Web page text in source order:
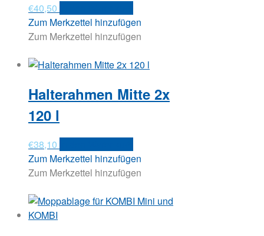
€40,50
Zum Merkzettel hinzufügen
Zum Merkzettel hinzufügen
Halterahmen Mitte 2x
120 l
€38,10
Zum Merkzettel hinzufügen
Zum Merkzettel hinzufügen